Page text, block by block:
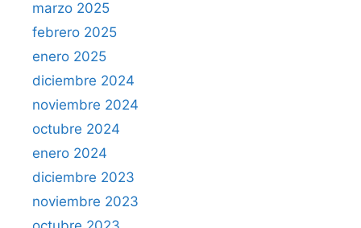
marzo 2025
febrero 2025
enero 2025
diciembre 2024
noviembre 2024
octubre 2024
enero 2024
diciembre 2023
noviembre 2023